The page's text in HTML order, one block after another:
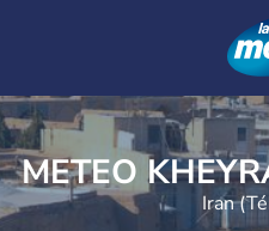
METEO
Iran